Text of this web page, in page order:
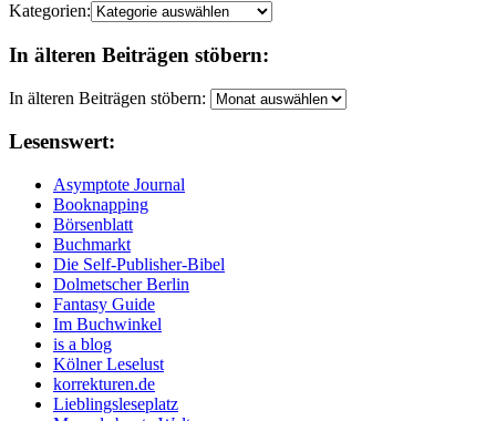
Kategorien:
In älteren Beiträgen stöbern:
In älteren Beiträgen stöbern:
Lesenswert:
Asymptote Journal
Booknapping
Börsenblatt
Buchmarkt
Die Self-Publisher-Bibel
Dolmetscher Berlin
Fantasy Guide
Im Buchwinkel
is a blog
Kölner Leselust
korrekturen.de
Lieblingsleseplatz